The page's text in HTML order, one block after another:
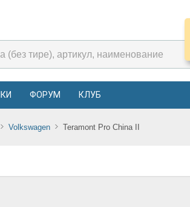
ФОРУМ КЛУБ
Volkswagen Teramont Pro China II